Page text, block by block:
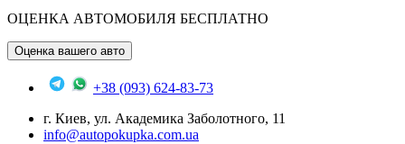
ОЦЕНКА АВТОМОБИЛЯ БЕСПЛАТНО
Оценка вашего авто
+38 (093) 624-83-73
г. Киев, ул. Академика Заболотного, 11
info@autopokupka.com.ua